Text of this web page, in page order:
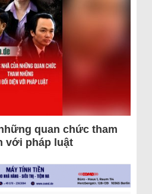
quan chức tham
với pháp luật